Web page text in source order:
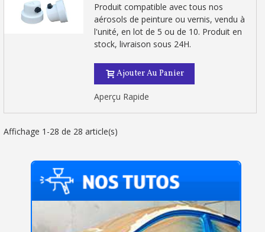
Produit compatible avec tous nos
aérosols de peinture ou vernis, vendu à
l'unité, en lot de 5 ou de 10. Produit en
stock, livraison sous 24H.
Ajouter Au Panier
Aperçu Rapide
Affichage 1-28 de 28 article(s)